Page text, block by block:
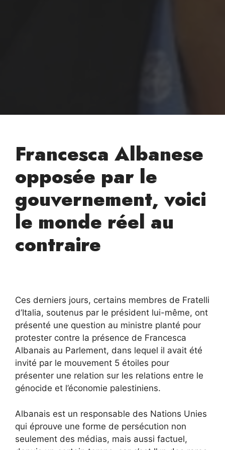
Francesca Albanese
opposée par le
gouvernement, voici
le monde réel au
contraire
Ces derniers jours, certains membres de Fratelli
d’Italia, soutenus par le président lui-même, ont
présenté une question au ministre planté pour
protester contre la présence de Francesca
Albanais au Parlement, dans lequel il avait été
invité par le mouvement 5 étoiles pour
présenter une relation sur les relations entre le
génocide et l’économie palestiniens.
Albanais est un responsable des Nations Unies
qui éprouve une forme de persécution non
seulement des médias, mais aussi factuel,